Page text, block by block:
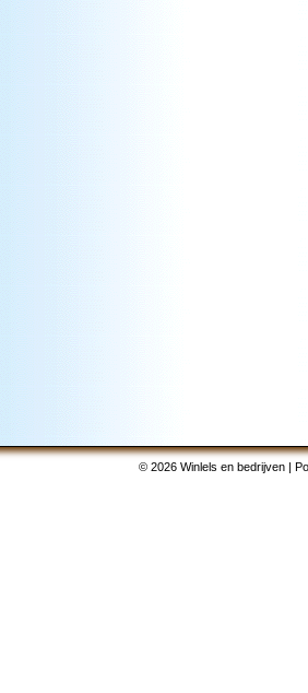
© 2026 Winlels en bedrijven |